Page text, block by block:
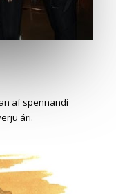
af spennandi
ári.